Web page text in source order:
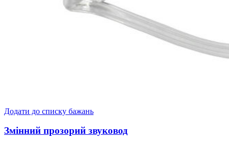
Додати до списку бажань
Змінний прозорий звуковод